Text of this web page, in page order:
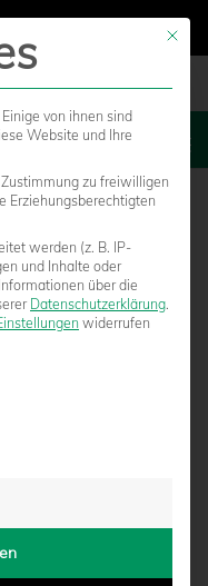
Z
- 16:43
Mit
von ihnen sind
Website und Ihre
zu freiwilligen
Erziehungsberechtigten
werden (z. B. IP-
und Inhalte oder
über die
Datenschutzerklärung.
widerrufen
für die eine